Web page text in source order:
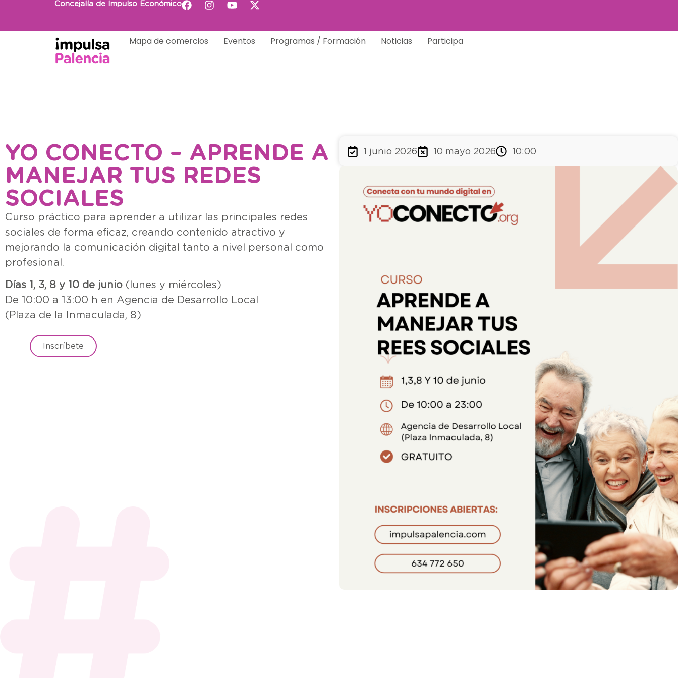
Concejalía de Impulso Económico
Mapa de comercios Eventos Programas / Formación Noticias Participa
YO CONECTO – APRENDE A
MANEJAR TUS REDES
SOCIALES
Curso práctico para aprender a utilizar las principales redes
sociales de forma eficaz, creando contenido atractivo y
mejorando la comunicación digital tanto a nivel personal como
profesional.
Días 1, 3, 8 y 10 de junio (lunes y miércoles)
De 10:00 a 13:00 h en Agencia de Desarrollo Local
(Plaza de la Inmaculada, 8)
Inscríbete
1 junio 2026 10 mayo 2026 10:00